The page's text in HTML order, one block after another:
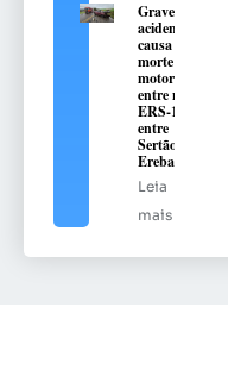
Grave
acidente
causa
morte de
motorista
entre na
ERS-135,
entre
Sertão e
Erebango
Leia
mais